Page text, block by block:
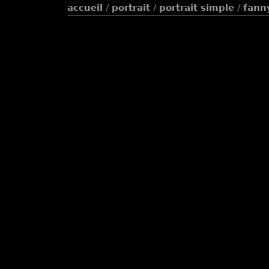
accueil / portrait / portrait simple /